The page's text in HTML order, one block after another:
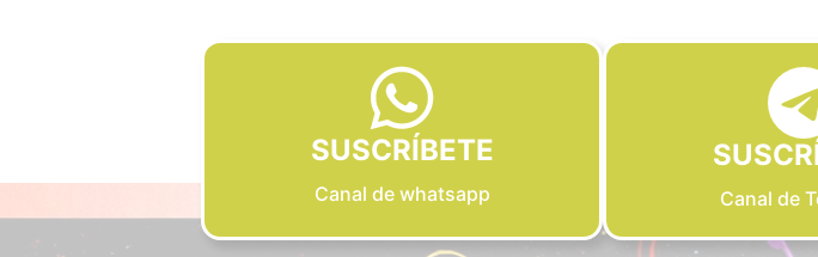
SUSCRÍBETE
Canal de whatsapp Canal de